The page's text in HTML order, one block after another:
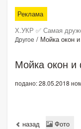
Все регионы
Категории
Избранное
Поиск по сайту
Реклама
Х.УКР ✅ Самая
Другое / Мойка окон
Мойка окон и
подано: 28.05.2018
назад Фото